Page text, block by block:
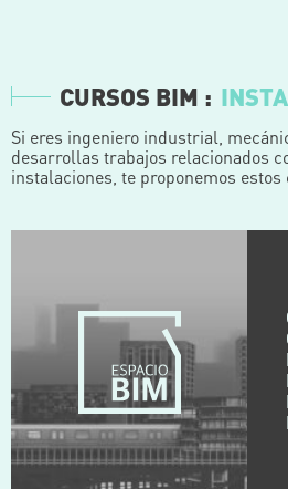
CURSOS BIM :
Si eres ingeniero industrial,
desarrollas trabajos relacionados
instalaciones, te proponemos